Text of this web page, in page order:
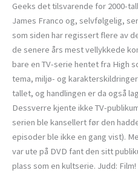
Geeks det tilsvarende for 2000-
James Franco og, selvfølgelig,
som siden har regissert flere av
de senere års mest vellykkede
bare en TV-serie hentet fra High
tema, miljø- og
tallet, og handlingen er da også
Dessverre kjente ikke TV-
serien ble kansellert før den
episoder ble ikke en gang vist).
var ute på DVD fant den sitt
plass som en kultserie. Judd: Film!